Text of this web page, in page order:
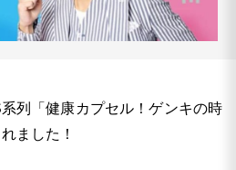
列「健康カプセル！ゲンキの時
ました！